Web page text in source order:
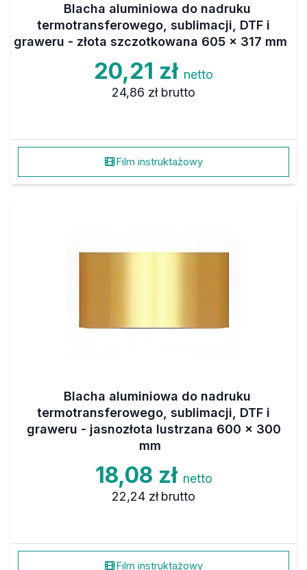
Blacha aluminiowa do nadruku
termotransferowego, sublimacji, DTF i
graweru - złota szczotkowana 605 x 317 mm
20,21 zł netto
24,86 zł brutto
Film instruktażowy
Blacha aluminiowa do nadruku
termotransferowego, sublimacji, DTF i
graweru - jasnozłota lustrzana 600 x 300
mm
18,08 zł netto
22,24 zł brutto
Film instruktażowy